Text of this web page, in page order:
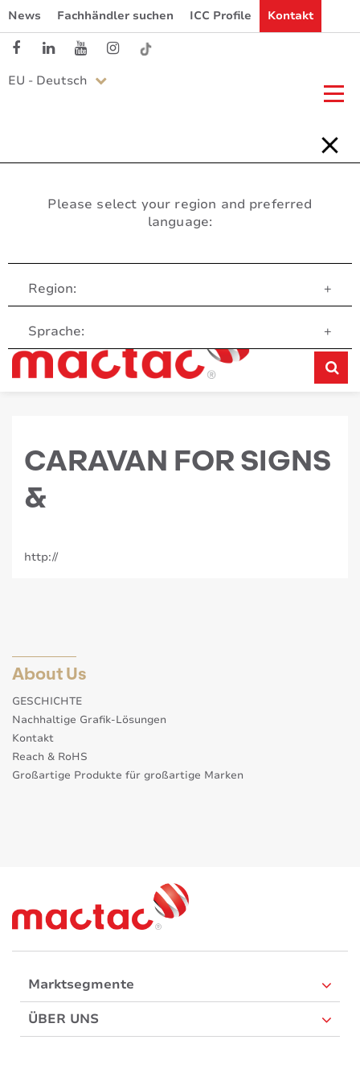
News Fachhändler suchen ICC Profile Kontakt
EU - Deutsch
Please select your region and preferred
language:
Region: +
Sprache: +
Customer Service
CARAVAN FOR SIGNS
&
http://
About Us
GESCHICHTE
Nachhaltige Grafik-Lösungen
Kontakt
Reach & RoHS
Großartige Produkte für großartige Marken
Marktsegmente
ÜBER UNS